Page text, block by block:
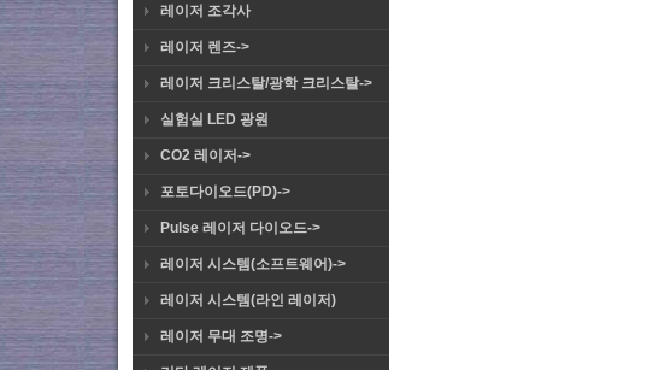
레이저 조각사
레이저 렌즈->
레이저 크리스탈/광학 크리스탈->
실험실 LED 광원
CO2 레이저->
포토다이오드(PD)->
Pulse 레이저 다이오드->
레이저 시스템(소프트웨어)->
레이저 시스템(라인 레이저)
레이저 무대 조명->